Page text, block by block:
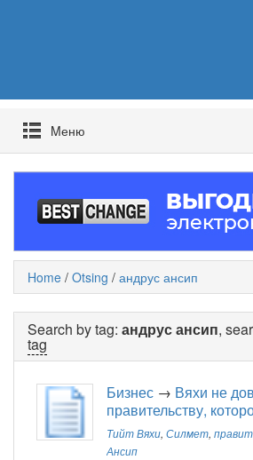
Mеню
Home / Otsing / андрус ансип
Search by tag: андрус ансип,
tag
Бизнес → Вяхи не
правительству,
Тийт Вяхи, Силмет,
Ансип